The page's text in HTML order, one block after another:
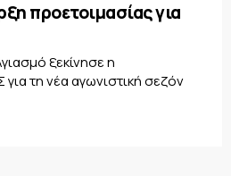
προετοιμασίας για
ξεκίνησε η
τη νέα αγωνιστική σεζόν